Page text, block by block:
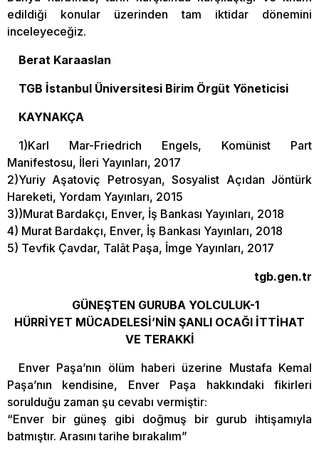
edildiği konular üzerinden tam iktidar dönemini
inceleyeceğiz.
Berat Karaaslan
TGB İstanbul Üniversitesi Birim Örgüt Yöneticisi
KAYNAKÇA
1)Karl Mar-Friedrich Engels, Komünist Part
Manifestosu, İleri Yayınları, 2017
2)Yuriy Aşatoviç Petrosyan, Sosyalist Açıdan Jöntürk
Hareketi, Yordam Yayınları, 2015
3))Murat Bardakçı, Enver, İş Bankası Yayınları, 2018
4) Murat Bardakçı, Enver, İş Bankası Yayınları, 2018
5) Tevfik Çavdar, Talât Paşa, İmge Yayınları, 2017
tgb.gen.tr
GÜNEŞTEN GURUBA YOLCULUK-1
HÜRRİYET MÜCADELESİ’NİN ŞANLI OCAĞI İTTİHAT
VE TERAKKİ
Enver Paşa’nın ölüm haberi üzerine Mustafa Kemal
Paşa’nın kendisine, Enver Paşa hakkındaki fikirleri
sorulduğu zaman şu cevabı vermiştir:
“Enver bir güneş gibi doğmuş bir gurub ihtişamıyla
batmıştır. Arasını tarihe bırakalım”